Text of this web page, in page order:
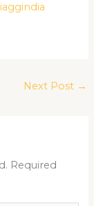
Next Post →
Required